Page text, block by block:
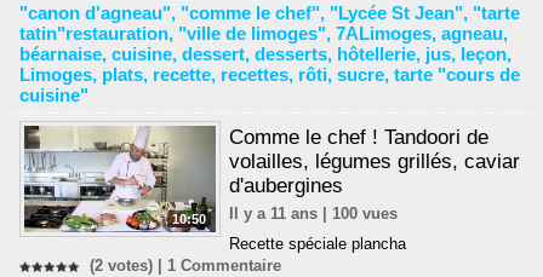
"canon d'agneau", "comme le chef", "Lycée St Jean", "tarte
tatin"restauration, "ville de limoges", 7ALimoges, agneau,
béarnaise, cuisine, dessert, desserts, hôtellerie, jus, leçon,
Limoges, plats, recette, recettes, rôti, sucre, tarte "cours de
cuisine"
10:50
Comme le chef ! Tandoori de
volailles, légumes grillés, caviar
d'aubergines
Il y a 11 ans | 100 vues
Recette spéciale plancha
(2 votes) | 1 Commentaire